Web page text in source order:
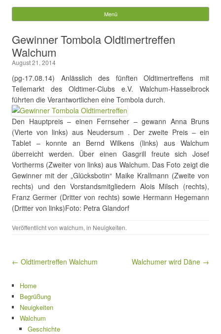
Gemeinde Walchum
nach:
Menü
Gewinner Tombola Oldtimertreffen
Walchum
August 21, 2014
(pg-17.08.14) Anlässlich des fünften Oldtimertreffens mit
Teilemarkt des Oldtimer-Clubs e.V. Walchum-Hasselbrock
führten die Verantwortlichen eine Tombola durch.
Den Hauptpreis – einen Fernseher – gewann Anna Bruns
(Vierte von links) aus Neudersum . Der zweite Preis – ein
Tablet – konnte an Bernd Wilkens (links) aus Walchum
überreicht werden. Über einen Gasgrill freute sich Josef
Vortherms (Zweiter von links) aus Walchum. Das Foto zeigt die
Gewinner mit der „Glücksbotin“ Maike Krallmann (Zweite von
rechts) und den Vorstandsmitgliedern Alois Milsch (rechts),
Franz Germer (Dritter von rechts) sowie Hermann Hegemann
(Dritter von links)Foto: Petra Glandorf
Veröffentlicht von walchum, in Neuigkeiten.
Beitragsnavigation
← Oldtimertreffen Walchum Walchumer wird Däne →
Home
Begrüßung
Neuigkeiten
Walchum
Geschichte